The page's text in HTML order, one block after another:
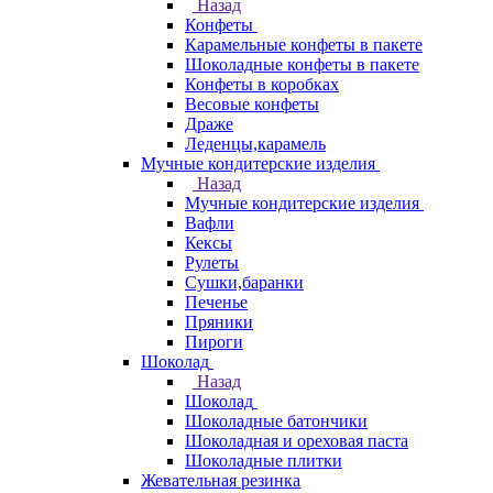
Назад
Конфеты
Карамельные конфеты в пакете
Шоколадные конфеты в пакете
Конфеты в коробках
Весовые конфеты
Драже
Леденцы,карамель
Мучные кондитерские изделия
Назад
Мучные кондитерские изделия
Вафли
Кексы
Рулеты
Сушки,баранки
Печенье
Пряники
Пироги
Шоколад
Назад
Шоколад
Шоколадные батончики
Шоколадная и ореховая паста
Шоколадные плитки
Жевательная резинка